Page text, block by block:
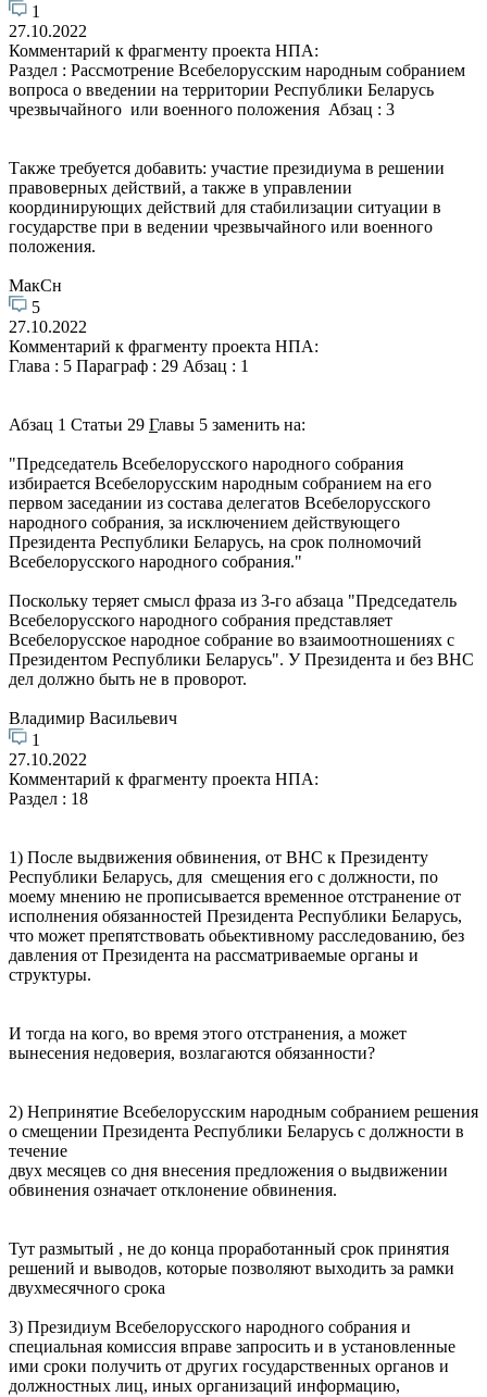
1
27.10.2022
Комментарий к фрагменту проекта НПА:
Раздел : Рассмотрение Всебелорусским народным собранием
вопроса о введении на территории Республики Беларусь
чрезвычайного или военного положения Абзац : 3
Также требуется добавить: участие президиума в решении
правоверных действий, а также в управлении
координирующих действий для стабилизации ситуации в
государстве при в ведении чрезвычайного или военного
положения.
МакCн
5
27.10.2022
Комментарий к фрагменту проекта НПА:
Глава : 5 Параграф : 29 Абзац : 1
Абзац 1 Статьи 29 Главы 5 заменить на:
"Председатель Всебелорусского народного собрания
избирается Всебелорусским народным собранием на его
первом заседании из состава делегатов Всебелорусского
народного собрания, за исключением действующего
Президента Республики Беларусь, на срок полномочий
Всебелорусского народного собрания."
Поскольку теряет смысл фраза из 3-го абзаца "Председатель
Всебелорусского народного собрания представляет
Всебелорусское народное собрание во взаимоотношениях с
Президентом Республики Беларусь". У Президента и без ВНС
дел должно быть не в проворот.
Владимир Васильевич
1
27.10.2022
Комментарий к фрагменту проекта НПА:
Раздел : 18
1) После выдвижения обвинения, от ВНС к Президенту
Республики Беларусь, для смещения его с должности, по
моему мнению не прописывается временное отстранение от
исполнения обязанностей Президента Республики Беларусь,
что может препятствовать обьективному расследованию, без
давления от Президента на рассматриваемые органы и
структуры.
И тогда на кого, во время этого отстранения, а может
вынесения недоверия, возлагаются обязанности?
2) Непринятие Всебелорусским народным собранием решения
о смещении Президента Республики Беларусь с должности в
течение
двух месяцев со дня внесения предложения о выдвижении
обвинения означает отклонение обвинения.
Тут размытый , не до конца проработанный срок принятия
решений и выводов, которые позволяют выходить за рамки
двухмесячного срока
3) Президиум Всебелорусского народного собрания и
специальная комиссия вправе запросить и в установленные
ими сроки получить от других государственных органов и
должностных лиц, иных организаций информацию,